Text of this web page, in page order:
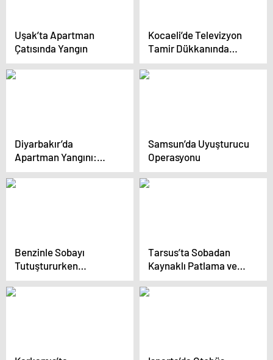
Uşak’ta Apartman
Çatısında Yangın
Kocaeli’de Televizyon
Tamir Dükkanında
Yangın
Diyarbakır’da
Apartman Yangını:
Anne ve Bebek
Dumandan Etkilendi
Samsun’da Uyuşturucu
Operasyonu
Benzinle Sobayı
Tutuştururken
Yaralandı
Tarsus’ta Sobadan
Kaynaklı Patlama ve
Yangın: 5 Yaralı